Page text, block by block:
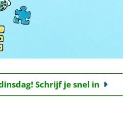
Schrijf je snel in